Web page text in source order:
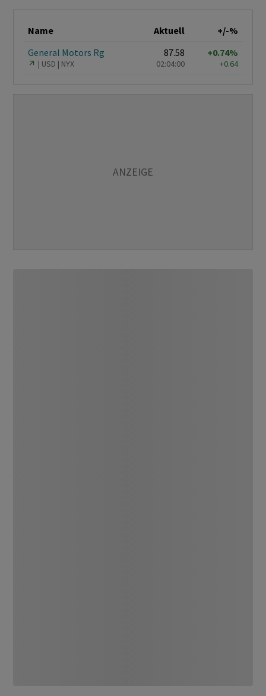
Name Aktuell
+/-%
General Motors Rg
USD NYX
87.58
02:04:00
+0.74%
+0.64